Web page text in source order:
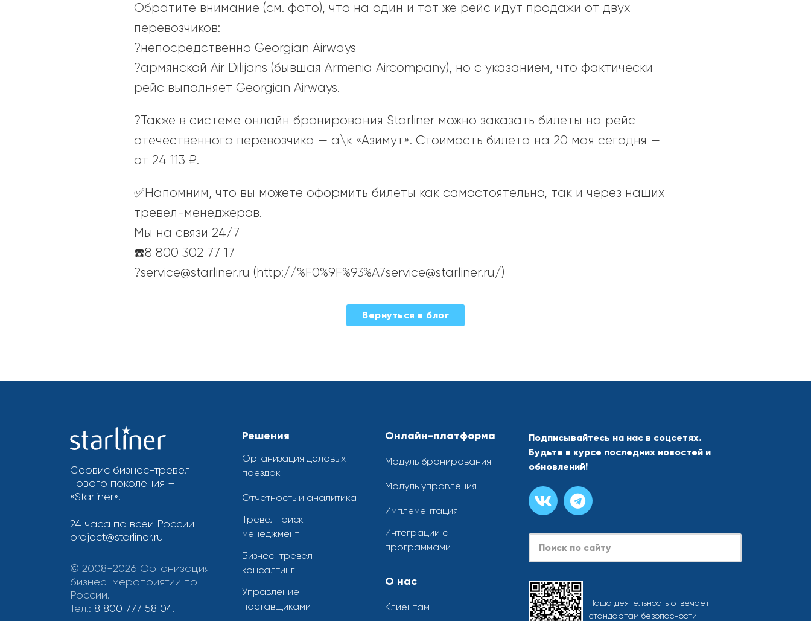
Обратите внимание (см. фото), что на один и тот же рейс идут продажи от двух
перевозчиков:
?непосредственно Georgian Airways
?армянской Air Dilijans (бывшая Armenia Aircompany), но с указанием, что фактически
рейс выполняет Georgian Airways.
?Также в системе онлайн бронирования Starliner можно заказать билеты на рейс
отечественного перевозчика — а\к «Азимут». Стоимость билета на 20 мая сегодня —
от 24 113 ₽.
✅Напомним, что вы можете оформить билеты как самостоятельно, так и через наших
тревел-менеджеров.
Мы на связи 24/7
☎️8 800 302 77 17
?service@starliner.ru (http://%F0%9F%93%A7service@starliner.ru/)
Вернуться в блог
Сервис бизнес-тревел
нового поколения –
«Starliner».
24 часа по всей России
project@starliner.ru
© 2008-2026 Организация
бизнес-мероприятий по
России.
Тел.: 8 800 777 58 04.
Решения
Организация деловых
поездок
Отчетность и аналитика
Тревел-риск
менеджмент
Бизнес-тревел
консалтинг
Управление
поставщиками
Онлайн-платформа
Модуль бронирования
Модуль управления
Имплементация
Интеграции с
программами
О нас
Клиентам
Подписывайтесь на нас в соцсетях.
Будьте в курсе последних новостей и
обновлений!
Search
Наша деятельность отвечает
стандартам безопасности